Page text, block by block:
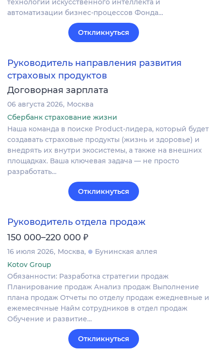
автоматизации бизнес-процессов Фонда…
Откликнуться
Руководитель направления развития
страховых продуктов
Договорная зарплата
06 августа 2026 Москва
Сбербанк страхование жизни
Наша команда в поиске Product-лидера, который будет
создавать страховые продукты (жизнь и здоровье) и
внедрять их внутри экосистемы, а также на внешних
площадках. Ваша ключевая задача — не просто
разработать…
Откликнуться
Руководитель отдела продаж
150 000–220 000 ₽
16 июля 2026 Москва
Бунинская аллея
Kotov Group
Обязанности: Разработка стратегии продаж
Планирование продаж Анализ продаж Выполнение
плана продаж Отчеты по отделу продаж ежедневные и
ежемесячные Найм сотрудников в отдел продаж
Обучение и развитие…
Откликнуться